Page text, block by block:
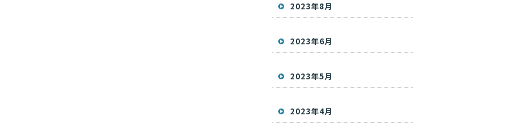
2023年8月
2023年6月
2023年5月
2023年4月